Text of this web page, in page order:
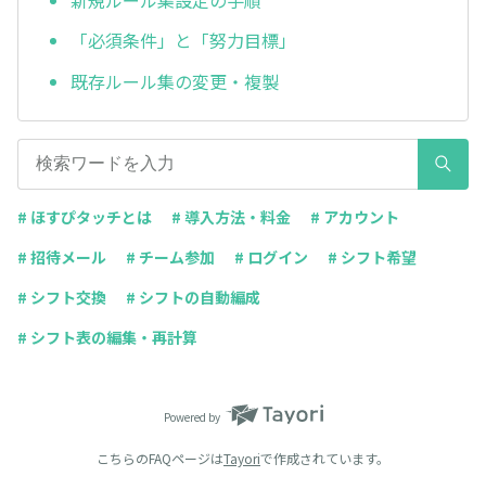
「必須条件」と「努力目標」
既存ルール集の変更・複製
# ほすぴタッチとは # 導入方法・料金
# アカウント
# 招待メール
# チーム参加 # ログイン
# シフト希望
# シフト交換
# シフトの自動編成
# シフト表の編集・再計算
Powered by
こちらのFAQページはTayoriで作成されています。